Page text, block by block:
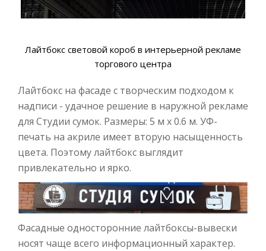
Лайтбокс световой короб в интерьерной рекламе
торгового центра
Лайтбокс на фасаде с творческим подходом к
надписи - удачное решение в наружной рекламе
для Студии сумок. Размеры: 5 м х 0.6 м. УФ-
печать на акриле имеет вторую насыщенность
цвета. Поэтому лайтбокс выглядит
привлекательно и ярко.
Фасадные односторонние лайтбоксы-вывески
носят чаще всего информационный характер.